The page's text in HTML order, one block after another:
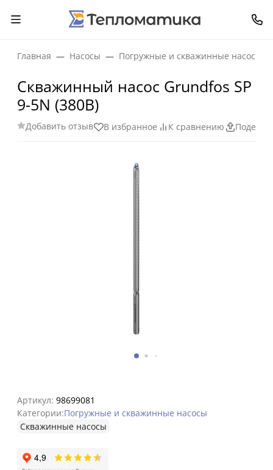
Главная Насосы Погружные и скважинные насосы
Скважинный насос Grundfos SP
9-5N (380В)
Добавить отзыв В избранное К сравнению
Артикул: 98699081
Категории:Погружные и скважинные насосы
Cкважинные насосы